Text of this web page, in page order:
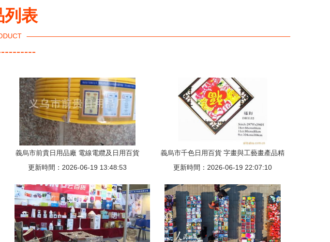
列表
義烏市前貴日用品廠 電線電纜及日用百貨
產品列表
更新時間：2026-06-19 13:48:53
義烏市千色日用百貨 字畫與工藝畫產品精
選，點亮生活美學
更新時間：2026-06-19 22:07:10